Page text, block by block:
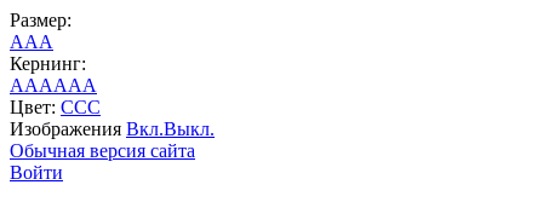
Размер:
AAA
Кернинг:
AAAAAA
Цвет: CCC
Изображения Вкл.Выкл.
Обычная версия сайта
Войти